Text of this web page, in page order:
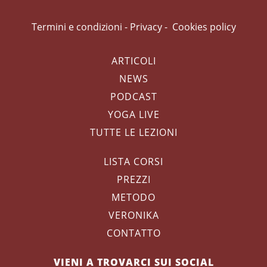
Termini e condizioni - Privacy- Cookies policy
ARTICOLI
NEWS
PODCAST
YOGA LIVE
TUTTE LE LEZIONI
LISTA CORSI
PREZZI
METODO
VERONIKA
CONTATTO
VIENI A TROVARCI SUI SOCIAL